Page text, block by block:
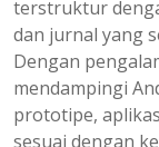
terstruktur
dan jurnal yang
Dengan
mendampingi
prototipe,
sesuai dengan